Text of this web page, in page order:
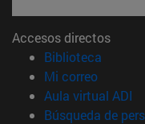
Accesos directos
Biblioteca
Mi correo(abre
Aula virtual ADI
Búsqueda de